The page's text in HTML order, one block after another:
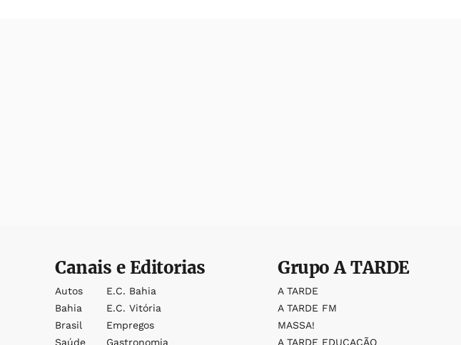
Canais e Editorias
Autos
Bahia
Brasil
Saúde
E.c. Bahia
E.c. Vitória
Empregos
Gastronomia
GrupoA TARDE
A TARDE
A TARDE FM
MASSA!
A TARDE EDUCAÇÃO